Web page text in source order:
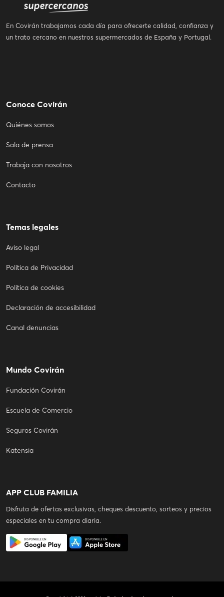
En Covirán trabajamos cada día para ofrecerte calidad, confianza y
un trato cercano en nuestros supermercados de España y Portugal.
Conoce Covirán
Quiénes somos
Sala de prensa
Trabaja con nosotros
Contacto
Temas legales
Aviso legal
Política de Privacidad
Política de cookies
Declaración de accesibilidad
Canal denuncias
Mundo Covirán
Fundación Covirán
Escuela de Comercio
Seguros Covirán
Katensia
APP CLUB FAMILIA
Disfruta de ofertas exclusivas, cheques descuento, sorteos y precios
especiales en tu compra diaria.